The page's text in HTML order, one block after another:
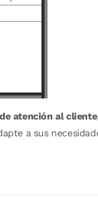
atención al cliente
a sus